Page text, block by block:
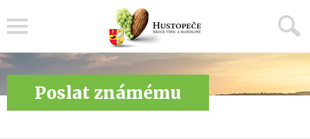
Poslat známému